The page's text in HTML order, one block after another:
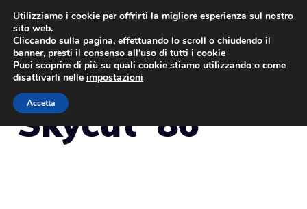
Vai
contenuto
Skycut ’86
Utilizziamo i cookie per offrirti la migliore esperienza sul nostro
sito web.
Cliccando sulla pagina, effettuando lo scroll o chiudendo il
banner, presti il consenso all’uso di tutti i cookie
Puoi scoprire di più su quali cookie stiamo utilizzando o come
disattivarli nelle impostazioni
Accetta